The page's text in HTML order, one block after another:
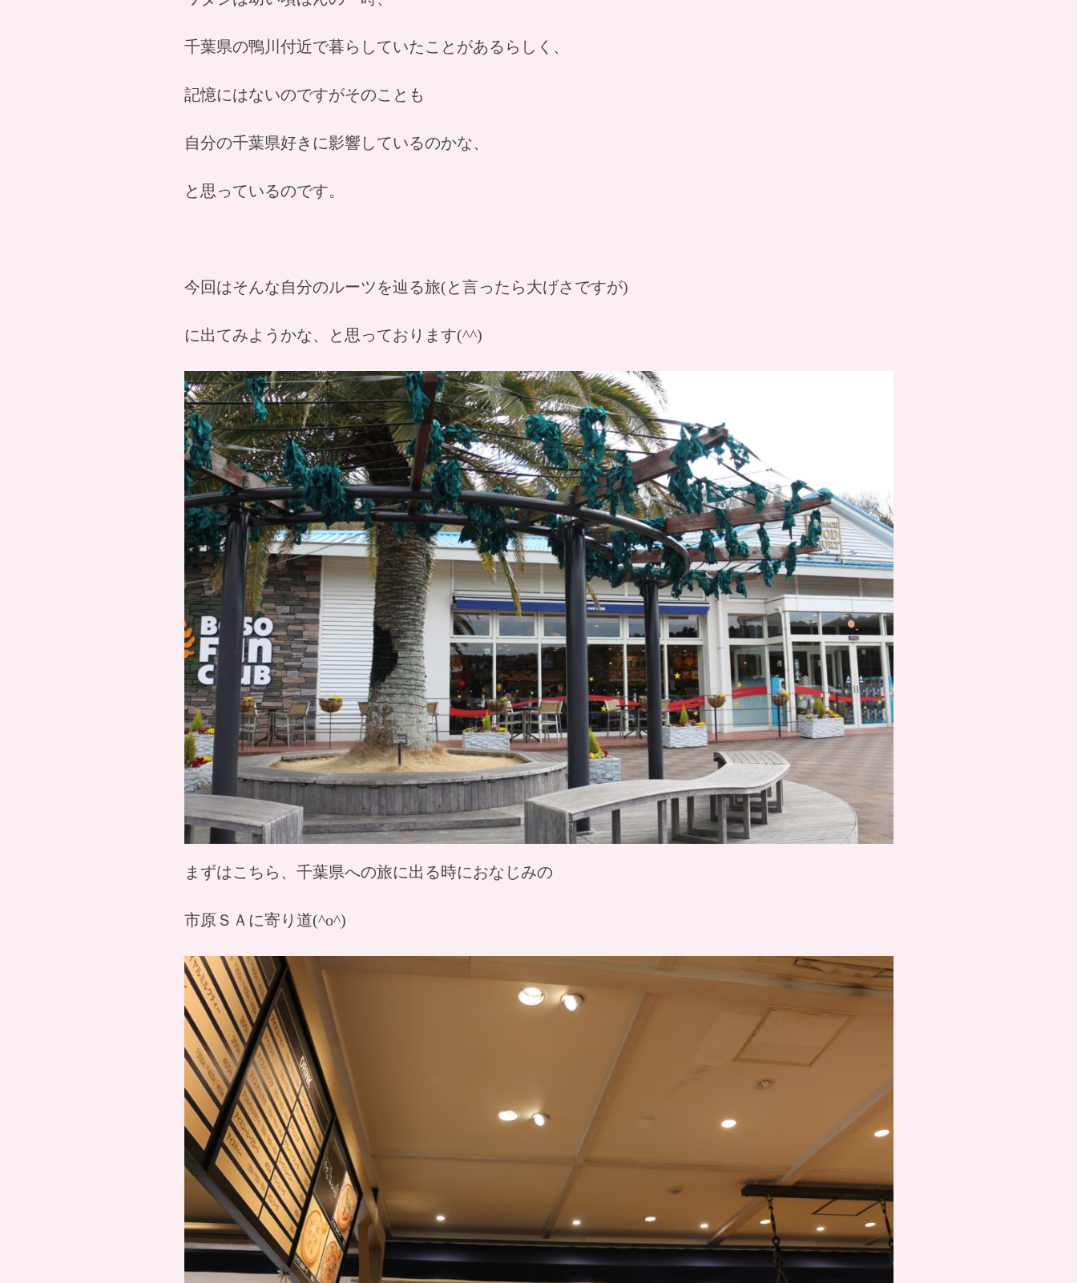
千葉県の鴨川付近で暮らしていたことがあるらしく、
記憶にはないのですがそのことも
自分の千葉県好きに影響しているのかな、
と思っているのです。
今回はそんな自分のルーツを辿る旅(と言ったら大げさですが)
に出てみようかな、と思っております(^^)
まずはこちら、千葉県への旅に出る時におなじみの
市原ＳＡに寄り道(^o^)